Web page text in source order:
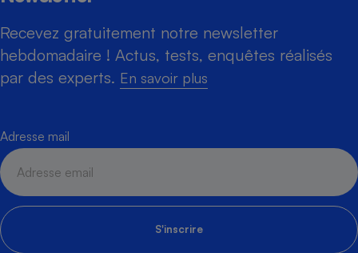
Recevez gratuitement notre newsletter
hebdomadaire ! Actus, tests, enquêtes réalisés
par des experts. En savoir plus
Adresse mail
S'inscrire